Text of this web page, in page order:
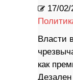
17/02/
Власти
как